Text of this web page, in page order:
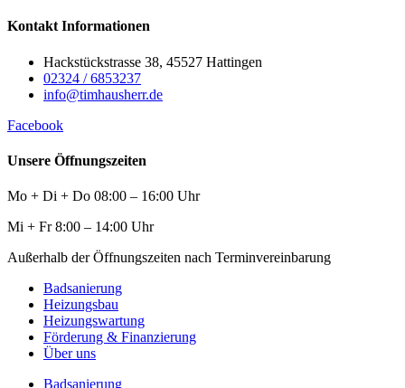
Kontakt Informationen
Hackstückstrasse 38, 45527 Hattingen
02324 / 6853237
info@timhausherr.de
Facebook
Unsere Öffnungszeiten
Mo + Di + Do 08:00 – 16:00 Uhr
Mi + Fr 8:00 – 14:00 Uhr
Außerhalb der Öffnungszeiten nach Terminvereinbarung
Badsanierung
Heizungsbau
Heizungswartung
Förderung & Finanzierung
Über uns
Badsanierung